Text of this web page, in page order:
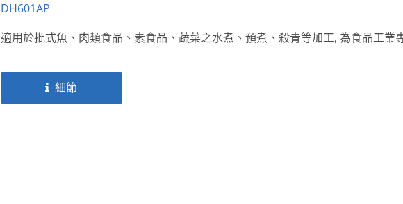
DH601AP
適用於批式魚、肉類食品、素食品、蔬菜之水煮、預煮、殺青等加工, 為食品工業
細節